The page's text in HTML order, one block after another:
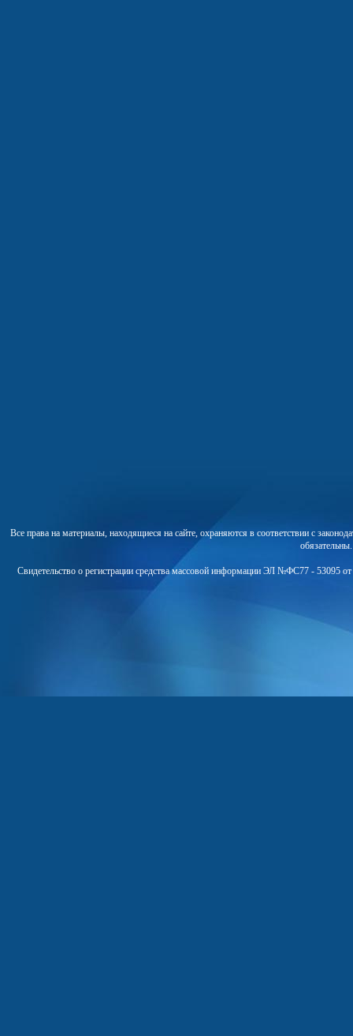
Все права на материалы, находящиеся на сайте, охраняются в соответствии с
Свидетельство о регистрации средства массовой информации ЭЛ №ФС77 - 53095